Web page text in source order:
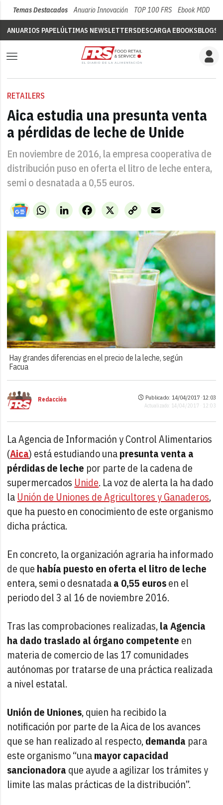
Temas Destacados Anuario Innovación TOP 100 FRS Ebook MDD
ANUARIOS PAPELÚLTIMAS NEWSLETTERSDESCARGA EBOOKSBLOGS
RETAILERS
Aica estudia una presunta venta
a pérdidas de leche de Unide
En noviembre de 2016, la empresa cooperativa de
distribución puso en oferta el litro de leche entera,
semi o desnatada a 0,55 euros.
WhatsAppLinkedIn X
Facebook
Copy
Link
Email
Hay grandes diferencias en el precio de la leche, según
Facua
Redacción Publicado: 14/04/2017 ·12:03
Actualizado: 14/04/2017 · 12:03
La Agencia de Información y Control Alimentarios
(Aica) está estudiando unapresunta venta a
pérdidas de leche por parte de la cadena de
supermercados Unide. La voz de alerta la ha dado
la Unión de Uniones de Agricultores y Ganaderos,
que ha puesto en conocimiento de este organismo
dicha práctica.
En concreto, la organización agraria ha informado
de que había puesto en oferta el litro de leche
entera, semi o desnatadaa 0,55 eurosen el
periodo del 3 al 16 de noviembre 2016.
Tras las comprobaciones realizadas,la Agencia
ha dado traslado al órgano competente en
materia de comercio de las 17 comunidades
autónomas por tratarse de una práctica realizada
a nivel estatal.
Unión de Uniones, quien ha recibido la
notificación por parte de la Aica de los avances
que se han realizado al respecto,demanda para
este organismo “unamayor capacidad
sancionadora que ayude a agilizar los trámites y
limite las malas prácticas de la distribución”.